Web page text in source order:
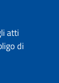
atti
di